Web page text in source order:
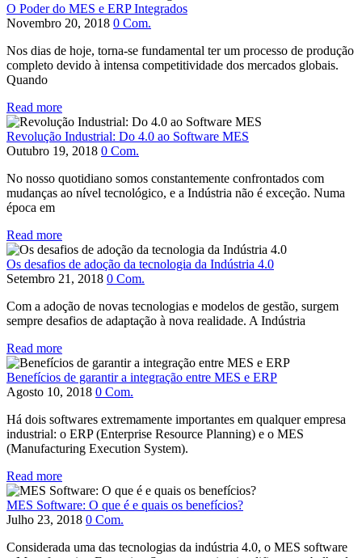
O Poder do MES e ERP Integrados
Novembro 20, 2018 0 Com.
Nos dias de hoje, torna-se fundamental ter um processo de produção
completo devido à intensa competitividade dos mercados globais.
Quando
Read more
Revolução Industrial: Do 4.0 ao Software MES
Outubro 19, 2018 0 Com.
No nosso quotidiano somos constantemente confrontados com
mudanças ao nível tecnológico, e a Indústria não é exceção. Numa
época em
Read more
Os desafios de adoção da tecnologia da Indústria 4.0
Setembro 21, 2018 0 Com.
Com a adoção de novas tecnologias e modelos de gestão, surgem
sempre desafios de adaptação à nova realidade. A Indústria
Read more
Benefícios de garantir a integração entre MES e ERP
Agosto 10, 2018 0 Com.
Há dois softwares extremamente importantes em qualquer empresa
industrial: o ERP (Enterprise Resource Planning) e o MES
(Manufacturing Execution System).
Read more
MES Software: O que é e quais os benefícios?
Julho 23, 2018 0 Com.
Considerada uma das tecnologias da indústria 4.0, o MES software